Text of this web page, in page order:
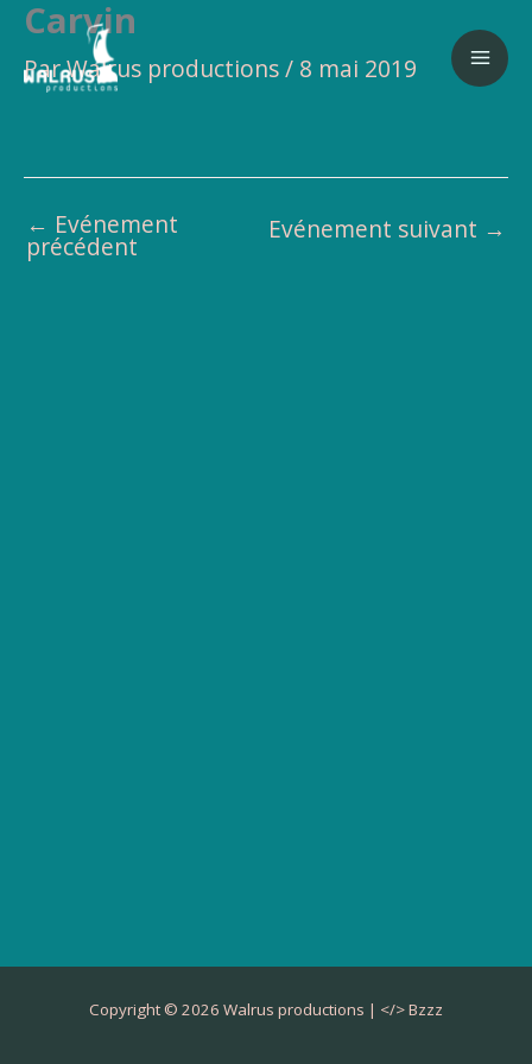
Aller
contenu
Carvin
ParWalrus productions/ 8 mai 2019
← Evénement
précédent
Evénement suivant →
Copyright © 2026 Walrus productions | </>Bzzz